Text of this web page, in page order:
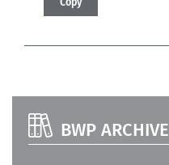
BWP ARCHIVE